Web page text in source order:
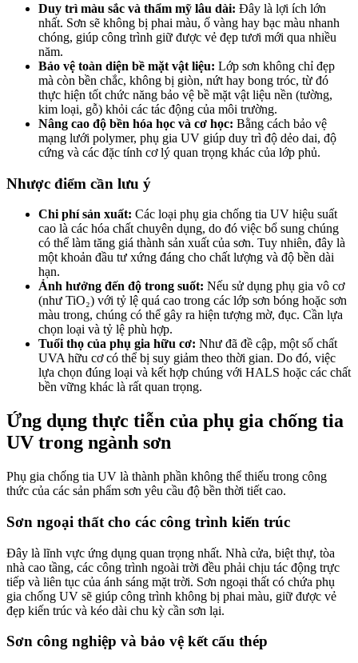
Duy trì màu sắc và thẩm mỹ lâu dài: Đây là lợi ích lớn
nhất. Sơn sẽ không bị phai màu, ố vàng hay bạc màu nhanh
chóng, giúp công trình giữ được vẻ đẹp tươi mới qua nhiều
năm.
Bảo vệ toàn diện bề mặt vật liệu: Lớp sơn không chỉ đẹp
mà còn bền chắc, không bị giòn, nứt hay bong tróc, từ đó
thực hiện tốt chức năng bảo vệ bề mặt vật liệu nền (tường,
kim loại, gỗ) khỏi các tác động của môi trường.
Nâng cao độ bền hóa học và cơ học: Bằng cách bảo vệ
mạng lưới polymer, phụ gia UV giúp duy trì độ dẻo dai, độ
cứng và các đặc tính cơ lý quan trọng khác của lớp phủ.
Nhược điểm cần lưu ý
Chi phí sản xuất: Các loại phụ gia chống tia UV hiệu suất
cao là các hóa chất chuyên dụng, do đó việc bổ sung chúng
có thể làm tăng giá thành sản xuất của sơn. Tuy nhiên, đây là
một khoản đầu tư xứng đáng cho chất lượng và độ bền dài
hạn.
Ảnh hưởng đến độ trong suốt: Nếu sử dụng phụ gia vô cơ
(như TiO₂) với tỷ lệ quá cao trong các lớp sơn bóng hoặc sơn
màu trong, chúng có thể gây ra hiện tượng mờ, đục. Cần lựa
chọn loại và tỷ lệ phù hợp.
Tuổi thọ của phụ gia hữu cơ: Như đã đề cập, một số chất
UVA hữu cơ có thể bị suy giảm theo thời gian. Do đó, việc
lựa chọn đúng loại và kết hợp chúng với HALS hoặc các chất
bền vững khác là rất quan trọng.
Ứng dụng thực tiễn của phụ gia chống tia
UV trong ngành sơn
Phụ gia chống tia UV là thành phần không thể thiếu trong công
thức của các sản phẩm sơn yêu cầu độ bền thời tiết cao.
Sơn ngoại thất cho các công trình kiến trúc
Đây là lĩnh vực ứng dụng quan trọng nhất. Nhà cửa, biệt thự, tòa
nhà cao tầng, các công trình ngoài trời đều phải chịu tác động trực
tiếp và liên tục của ánh sáng mặt trời. Sơn ngoại thất có chứa phụ
gia chống UV sẽ giúp công trình không bị phai màu, giữ được vẻ
đẹp kiến trúc và kéo dài chu kỳ cần sơn lại.
Sơn công nghiệp và bảo vệ kết cấu thép